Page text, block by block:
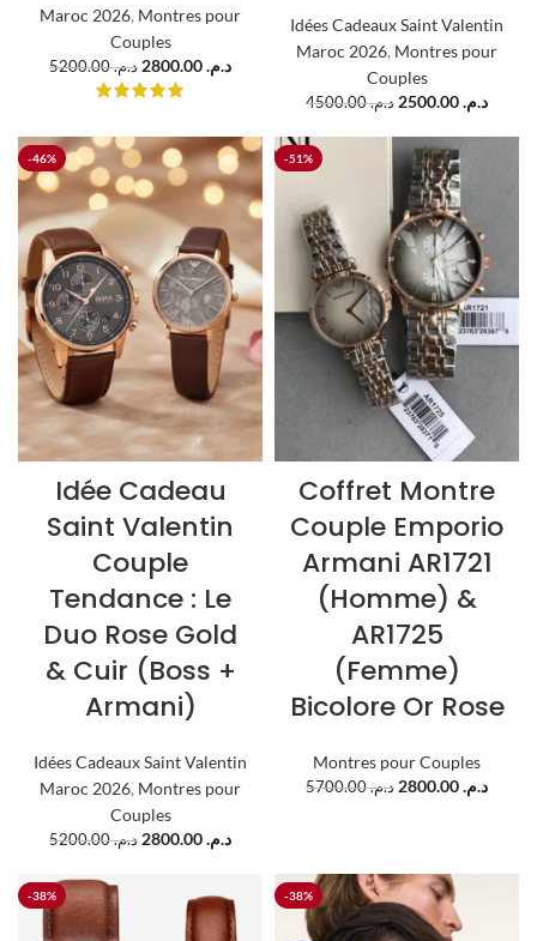
Maroc 2026, Montres pour
Couples
د.م.5200.00 د.م.
Idées Cadeaux Saint Valentin
Maroc 2026, Montres pour
Couples
د.م.4500.00 د.م.
-46%
Idée Cadeau
Saint Valentin
Couple
Tendance : Le
Duo Rose Gold
& Cuir (Boss +
Armani)
Idées Cadeaux Saint Valentin
Maroc 2026, Montres pour
Couples
د.م.5200.00 د.م.
-51%
Coffret Montre
Couple Emporio
Armani AR1721
(Homme) &
AR1725
(Femme)
Bicolore Or Rose
Montres pour Couples
د.م.5700.00 د.م.
-38% -38%